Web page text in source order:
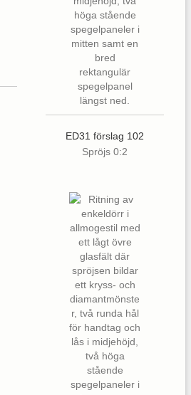
ED31 förslag 102
Spröjs 0:2